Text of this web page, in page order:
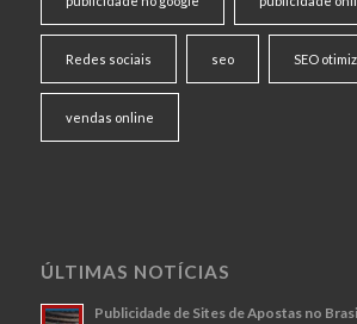
Redes sociais seo SEO
vendas online
ÚLTIMAS NOTÍCIAS
Publicidade de Sites de Apostas no